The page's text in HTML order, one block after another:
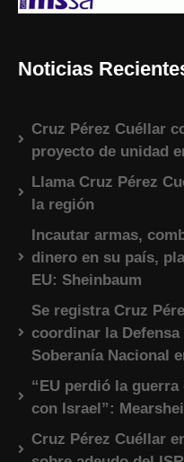
Noticias
Cruz Pérez Cuéllar
proyecto de unidad
Llama Cruz Pérez
la región
Incautar armas,
dinero en su país,
EU: Sheinbaum
Se registra Cruz
coordinar la
Soberanía Nacional
“EU perdió la
con Israel”:
Cruz Pérez Cuéllar